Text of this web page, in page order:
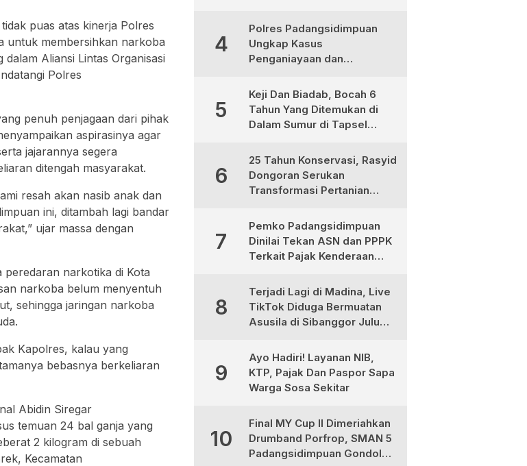
puas atas kinerja Polres
untuk membersihkan narkoba
Aliansi Lintas Organisasi
Polres
penuh penjagaan dari pihak
aspirasinya agar
jajarannya segera
ditengah masyarakat.
resah akan nasib anak dan
ini, ditambah lagi bandar
ujar massa dengan
narkotika di Kota
narkoba belum menyentuh
sehingga jaringan narkoba
Kapolres, kalau yang
bebasnya berkeliaran
Abidin Siregar
temuan 24 bal ganja yang
2 kilogram di sebuah
Kecamatan
Pembangunan
4
Polres Padangsidimpuan
Ungkap Kasus
Penganiayaan dan
Diamankan
5
Keji Dan Biadab, Bocah 6
Tahun Yang Ditemukan di
Dalam Sumur di Tapsel
Pembunuhan, Pelaku
Berhasil di Bekuk Polisi
6
25 Tahun Konservasi, Rasyid
Dongoran Serukan
Transformasi Pertanian
7
Pemko Padangsidimpuan
Dinilai Tekan ASN dan PPPK
Terkait Pajak Kenderaan
8
Terjadi Lagi di Madina, Live
TikTok Diduga Bermuatan
Asusila di Sibanggor Julu
Usut Tuntas
9
Ayo Hadiri! Layanan NIB,
KTP, Pajak Dan Paspor Sapa
Warga Sosa Sekitar
10
Final MY Cup II Dimeriahkan
Drumband Porfrop, SMAN 5
Padangsidimpuan Gondol